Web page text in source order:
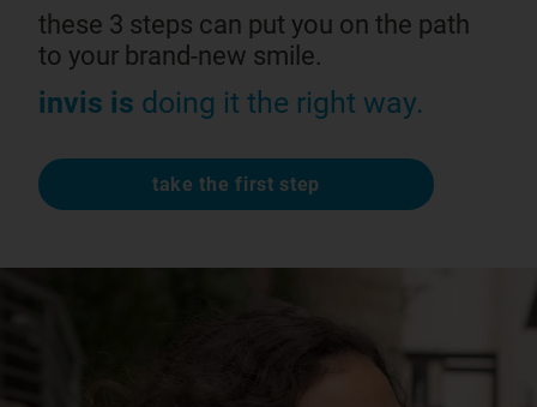
these 3 steps can put you on the path
to your brand-new smile.
invis is doing it the right way.
take the first step